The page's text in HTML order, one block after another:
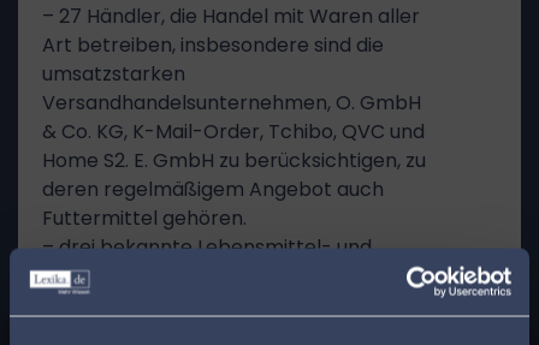
– 27 Händler, die Handel mit Waren aller
Art betreiben, insbesondere sind die
umsatzstarken
Versandhandelsunternehmen, O. GmbH
& Co. KG, K-Mail-Order, Tchibo, QVC und
Home S2. E. GmbH zu berücksichtigen, zu
deren regelmäßigem Angebot auch
Futtermittel gehören.
– drei bekannte Lebensmittel- und
Einzelhandelsfilialbetriebe, welche in